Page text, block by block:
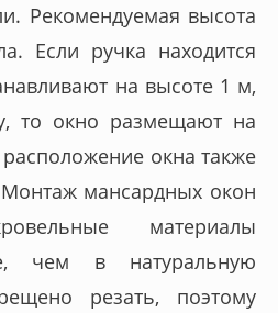
Рекомендуемая высота
Если ручка находится
на высоте 1 м,
то окно размещают на
окна также
мансардных окон
материалы
чем в натуральную
резать, поэтому